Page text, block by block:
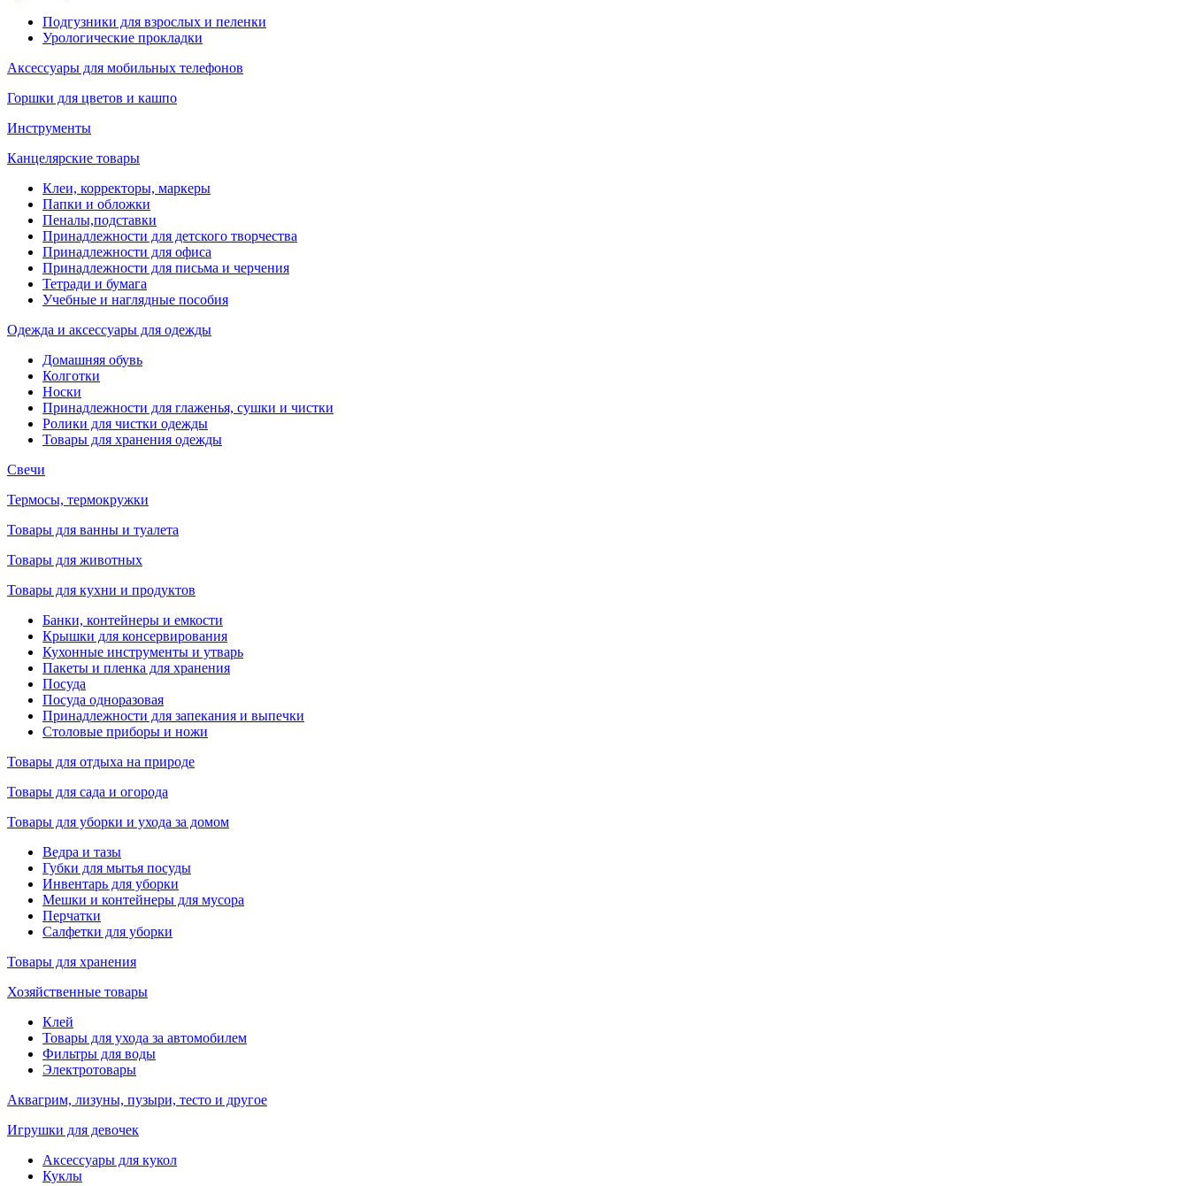
Подгузники для взрослых и пеленки
Урологические прокладки
Аксессуары для мобильных телефонов
Горшки для цветов и кашпо
Инструменты
Канцелярские товары
Клеи, корректоры, маркеры
Папки и обложки
Пеналы,подставки
Принадлежности для детского творчества
Принадлежности для офиса
Принадлежности для письма и черчения
Тетради и бумага
Учебные и наглядные пособия
Одежда и аксессуары для одежды
Домашняя обувь
Колготки
Носки
Принадлежности для глаженья, сушки и чистки
Ролики для чистки одежды
Товары для хранения одежды
Свечи
Термосы, термокружки
Товары для ванны и туалета
Товары для животных
Товары для кухни и продуктов
Банки, контейнеры и емкости
Крышки для консервирования
Кухонные инструменты и утварь
Пакеты и пленка для хранения
Посуда
Посуда одноразовая
Принадлежности для запекания и выпечки
Столовые приборы и ножи
Товары для отдыха на природе
Товары для сада и огорода
Товары для уборки и ухода за домом
Ведра и тазы
Губки для мытья посуды
Инвентарь для уборки
Мешки и контейнеры для мусора
Перчатки
Салфетки для уборки
Товары для хранения
Хозяйственные товары
Клей
Товары для ухода за автомобилем
Фильтры для воды
Электротовары
Аквагрим, лизуны, пузыри, тесто и другое
Игрушки для девочек
Аксессуары для кукол
Куклы